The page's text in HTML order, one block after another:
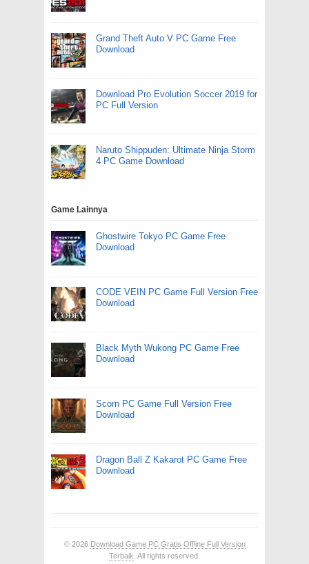
Grand Theft Auto V PC Game Free
Download
Download Pro Evolution Soccer 2019 for
PC Full Version
Naruto Shippuden: Ultimate Ninja Storm
4 PC Game Download
Game Lainnya
Ghostwire Tokyo PC Game Free
Download
CODE VEIN PC Game Full Version Free
Download
Black Myth Wukong PC Game Free
Download
Scorn PC Game Full Version Free
Download
Dragon Ball Z Kakarot PC Game Free
Download
© 2026 Download Game PC Gratis Offline Full Version
Terbaik . All rights reserved.